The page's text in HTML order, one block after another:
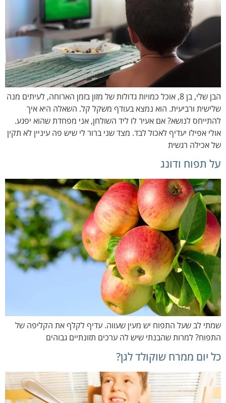
הבן שלי, בן 8, אוכל כמויות גדולות של מזון בזמן הארוחה, לעיתים מנה
שלישית ורביעית. הוא נמצא בעודף משקל קל. השאלה היא איך
להתייחס לנושא? אם אעיר לו ליד השולחן, אני מפחדת שהוא יפגע.
אולי אפילו יעדיף לאכול לבד. מצד שני ברור לי שיש פה עיניין לא תקין
של אכילה רגשית
על תפוח ודונג
שמתי לב שעל התפוח יש מעין שעווה. עדיף לקלף את הקליפה של
התפוח? למרות שהבנתי שיש לה ערכים תזונתיים גבוהים
כל יום ממרח שוקולד לגן?